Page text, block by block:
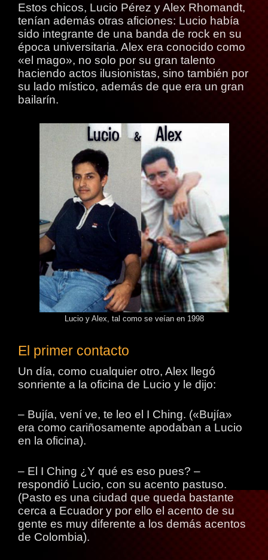
Estos chicos, Lucio Pérez y Alex Rhomandt,
tenían además otras aficiones: Lucio había
sido integrante de una banda de rock en su
época universitaria. Alex era conocido como
«el mago», no solo por su gran talento
haciendo actos ilusionistas, sino también por
su lado místico, además de que era un gran
bailarín.
Lucio y Alex, tal como se veían en 1998
El primer contacto
Un día, como cualquier otro, Alex llegó
sonriente a la oficina de Lucio y le dijo:
– Bujía, vení ve, te leo el I Ching. («Bujía»
era como cariñosamente apodaban a Lucio
en la oficina).
– El I Ching ¿Y qué es eso pues? –
respondió Lucio, con su acento pastuso.
(Pasto es una ciudad que queda bastante
cerca a Ecuador y por ello el acento de su
gente es muy diferente a los demás acentos
de Colombia).